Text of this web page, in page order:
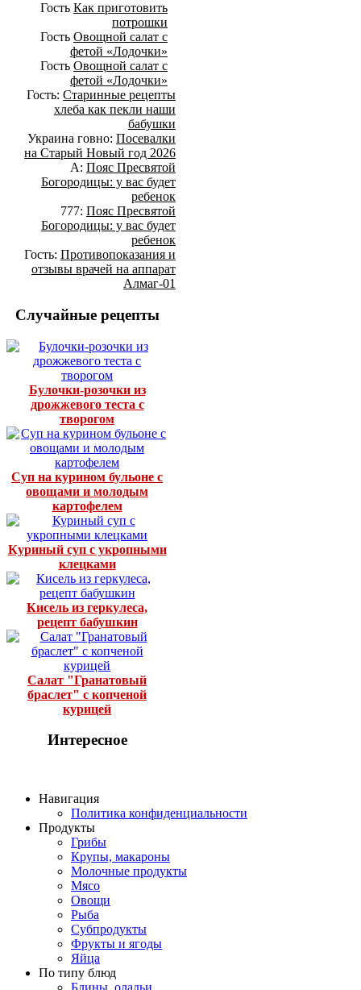
Гость Как приготовить
потрошки
Гость Овощной салат с
фетой «Лодочки»
Гость Овощной салат с
фетой «Лодочки»
Гость: Старинные рецепты
хлеба как пекли наши
бабушки
Украина говно: Посевалки
на Старый Новый год 2026
А: Пояс Пресвятой
Богородицы: у вас будет
ребенок
777: Пояс Пресвятой
Богородицы: у вас будет
ребенок
Гость: Противопоказания и
отзывы врачей на аппарат
Алмаг-01
Случайные рецепты
Булочки-розочки из
дрожжевого теста с
творогом
Суп на курином бульоне с
овощами и молодым
картофелем
Куриный суп с укропными
клецками
Кисель из геркулеса,
рецепт бабушкин
Салат "Гранатовый
браслет" с копченой
курицей
Интересное
Навигация
Политика конфиденциальности
Продукты
Грибы
Крупы, макароны
Молочные продукты
Мясо
Овощи
Рыба
Субпродукты
Фрукты и ягоды
Яйца
По типу блюд
Блины, оладьи